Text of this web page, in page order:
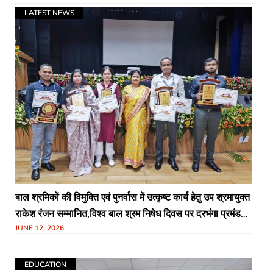
LATEST NEWS
बाल श्रमिकों की विमुक्ति एवं पुनर्वास में उत्कृष्ट कार्य हेतु उप श्रमायुक्त
राकेश रंजन सम्मानित,विश्व बाल श्रम निषेध दिवस पर दरभंगा प्रमंडल
को मिली बड़ी उपलब्धि
JUNE 12, 2026
EDUCATION